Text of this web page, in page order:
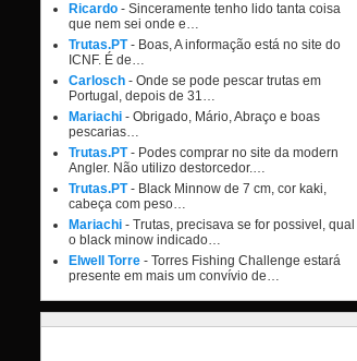
Ricardo - Sinceramente tenho lido tanta coisa
que nem sei onde e…
Trutas.PT- Boas, A informação está no site do
ICNF. É de…
Carlosch - Onde se pode pescar trutas em
Portugal, depois de 31…
Mariachi - Obrigado, Mário, Abraço e boas
pescarias…
Trutas.PT- Podes comprar no site da modern
Angler. Não utilizo destorcedor.…
Trutas.PT- Black Minnow de 7 cm, cor kaki,
cabeça com peso…
Mariachi - Trutas, precisava se for possivel, qual
o black minow indicado…
Elwell Torre - Torres Fishing Challenge estará
presente em mais um convívio de…